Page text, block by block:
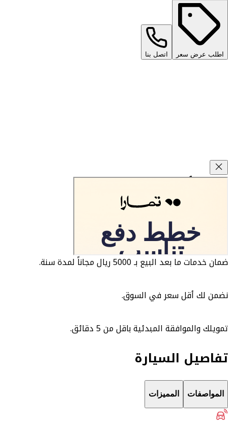
اطلب عرض سعر اتصل بنا
وعود كارزفد
ضمان الوكيل 3 سنوات او 5 سنوات مجاناً.
ضمان خدمات ما بعد البيع بـ 5000 ريال مجاناً لمدة سنة.
نضمن لك أقل سعر في السوق.
تمويلك والموافقة المبدئية باقل من 5 دقائق.
تفاصيل السيارة
المواصفات المميزات